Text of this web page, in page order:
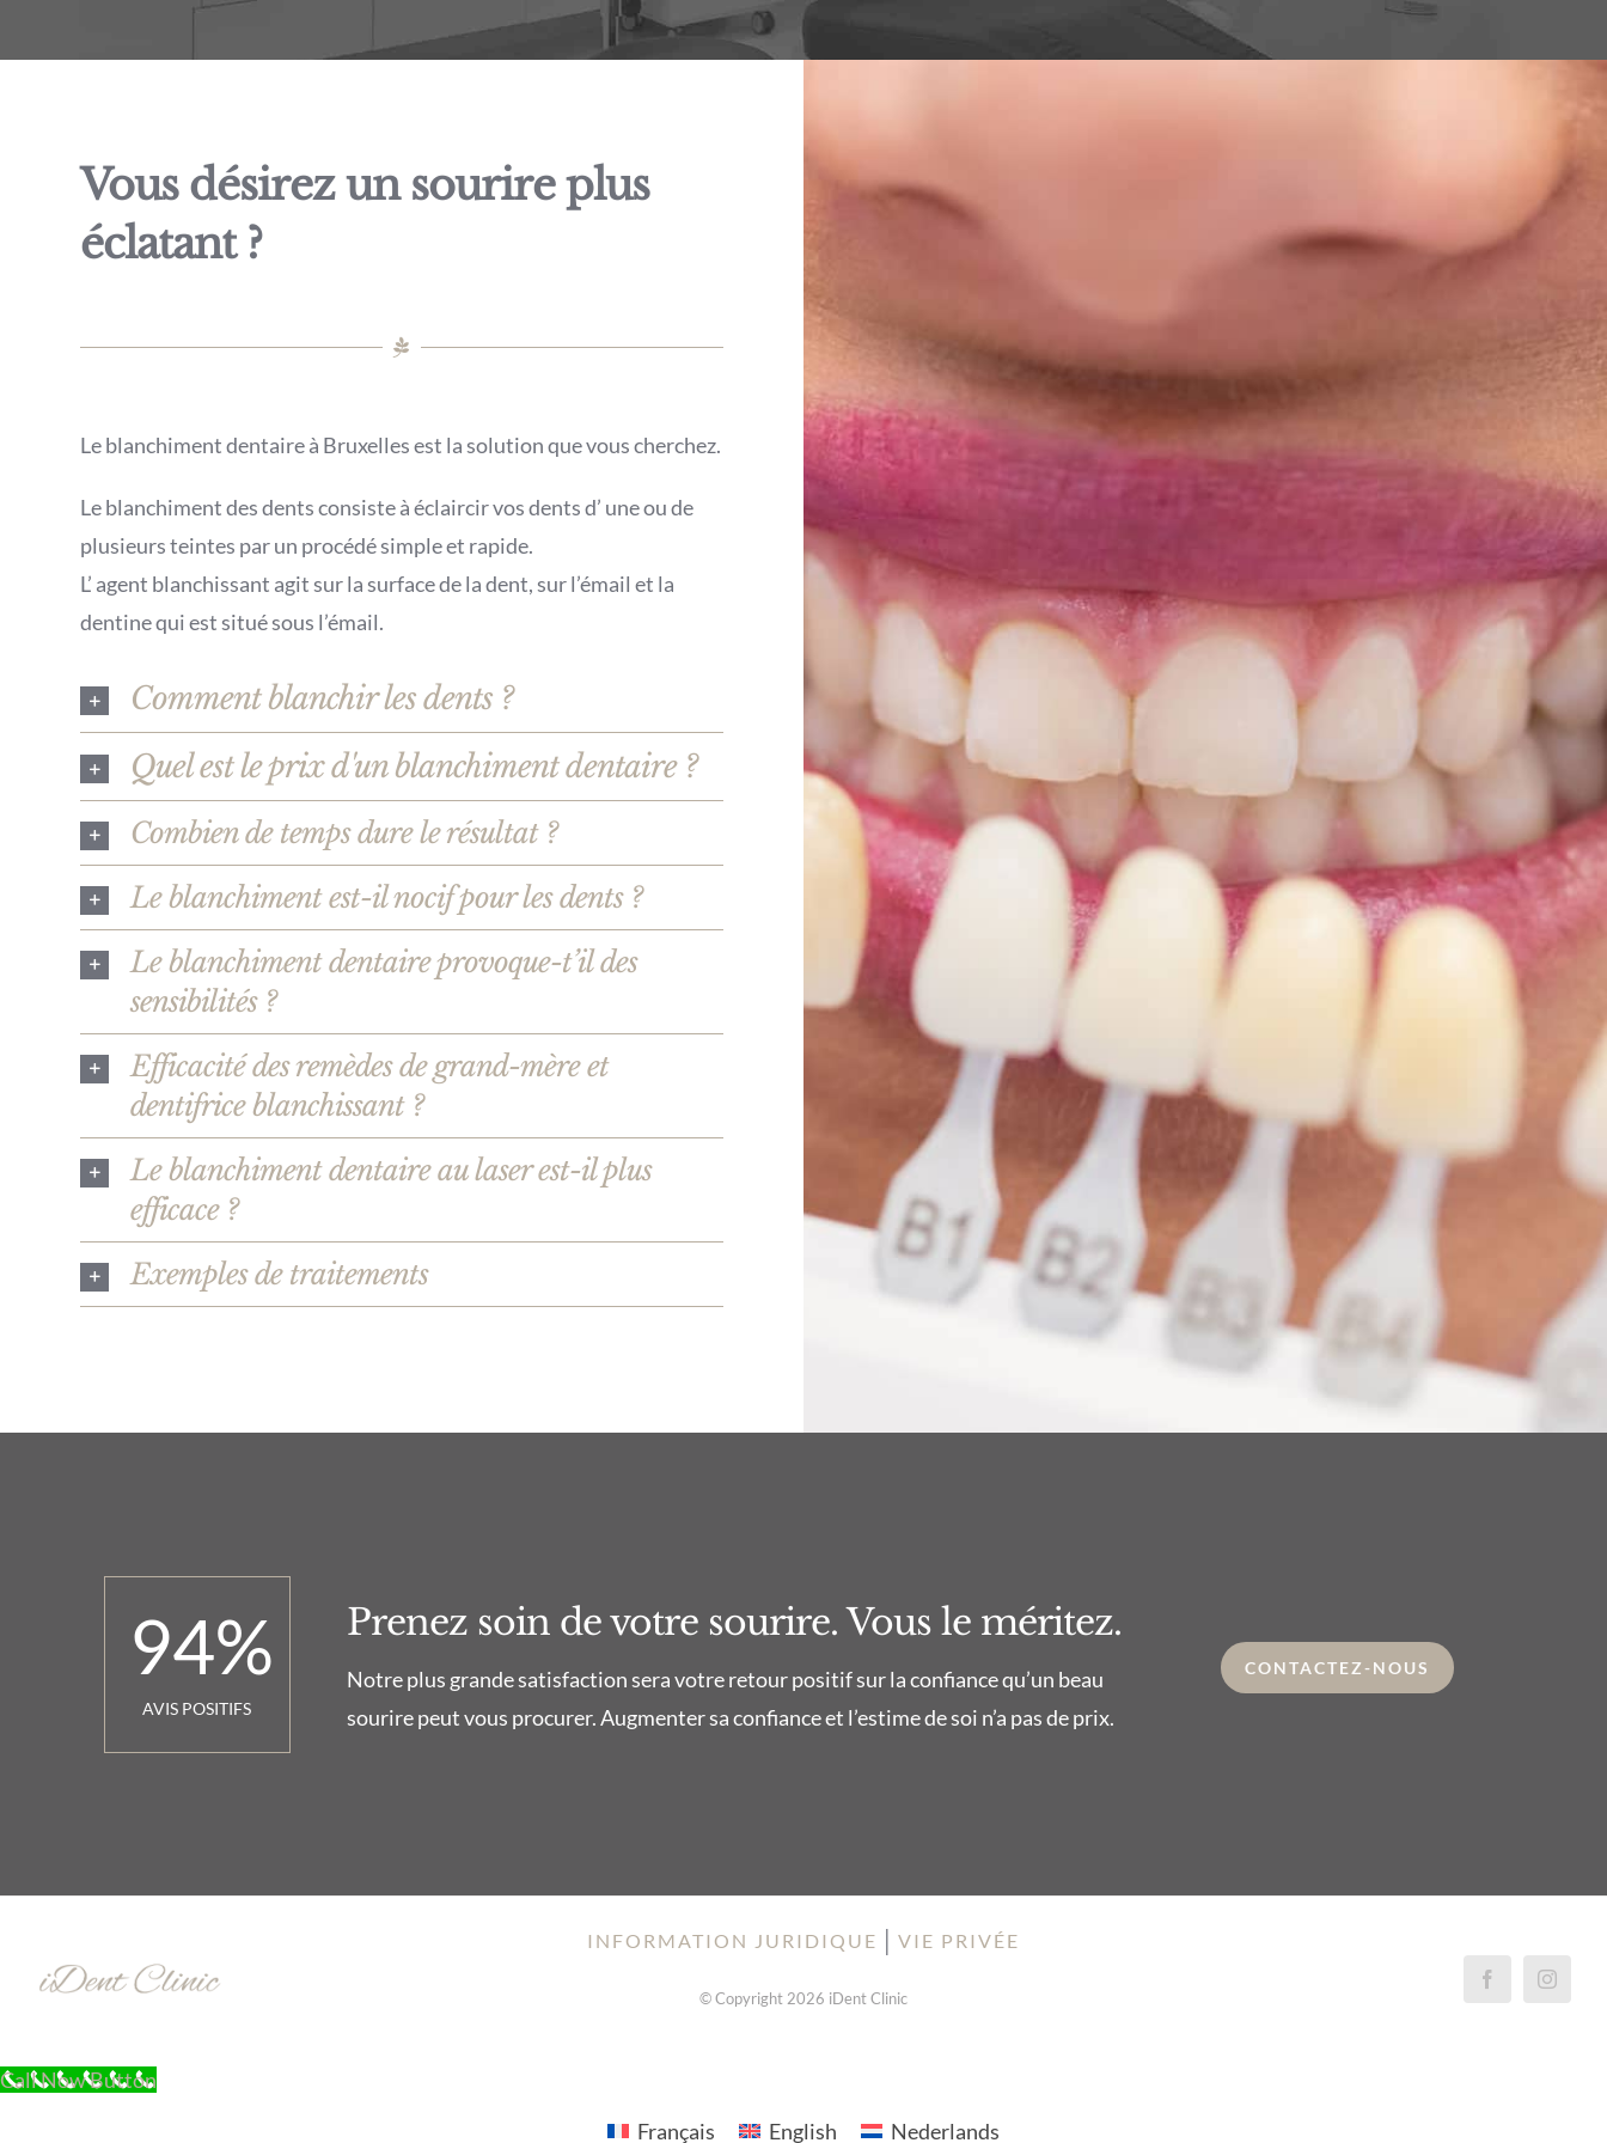
Vous désirez un sourire plus
éclatant ?
Le blanchiment dentaire à Bruxelles est la solution que vous cherchez.
Le blanchiment des dents consiste à éclaircir vos dents d’ une ou de
plusieurs teintes par un procédé simple et rapide.
L’ agent blanchissant agit sur la surface de la dent, sur l’émail et la
dentine qui est situé sous l’émail.
Comment blanchir les dents ?
Quel est le prix d'un blanchiment dentaire ?
Combien de temps dure le résultat ?
Le blanchiment est-il nocif pour les dents ?
Le blanchiment dentaire provoque-t’il des
sensibilités ?
Efficacité des remèdes de grand-mère et
dentifrice blanchissant ?
Le blanchiment dentaire au laser est-il plus
efficace ?
Exemples de traitements
94%
AVIS POSITIFS
Prenez soin de votre sourire. Vous le méritez.
Notre plus grande satisfaction sera votre retour positif sur la confiance qu’un beau
sourire peut vous procurer. Augmenter sa confiance et l’estime de soi n’a pas de prix.
CONTACTEZ-NOUS
INFORMATION JURIDIQUE VIE PRIVÉE
© Copyright 2026 iDent Clinic
Call Now Button
Français
English Nederlands